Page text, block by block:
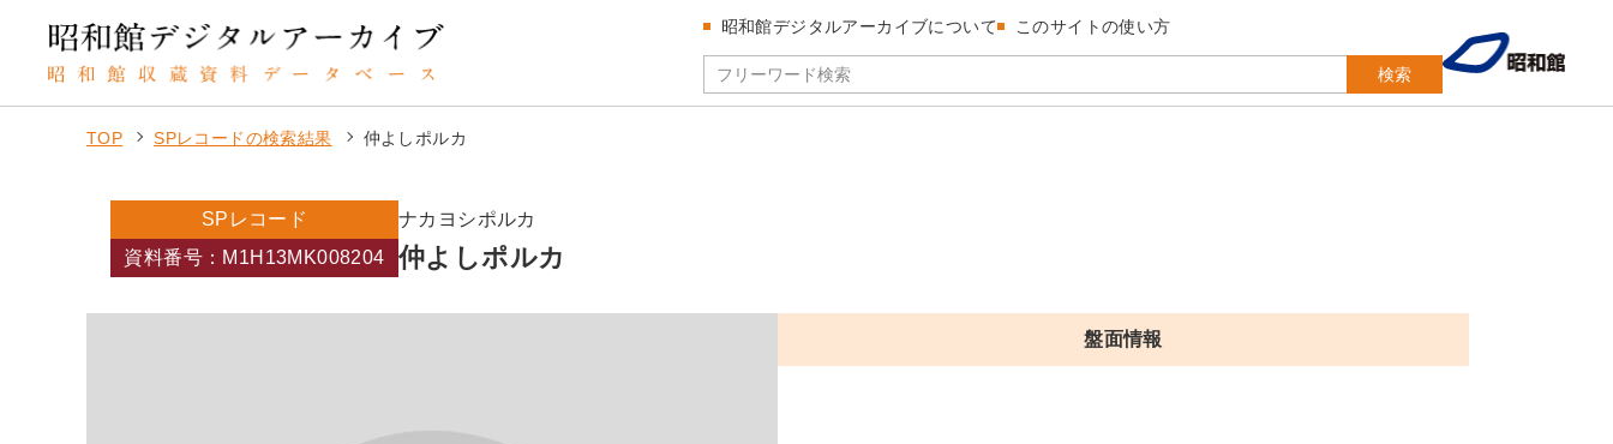
検索
昭和館デジタルアーカイブについて このサイトの使い方
TOP SPレコードの検索結果 仲よしポルカ
SPレコード
ナカヨシポルカ
資料番号：M1H13MK008204
仲よしポルカ
盤面情報